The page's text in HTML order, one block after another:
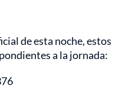
de esta noche, estos
a la jornada: